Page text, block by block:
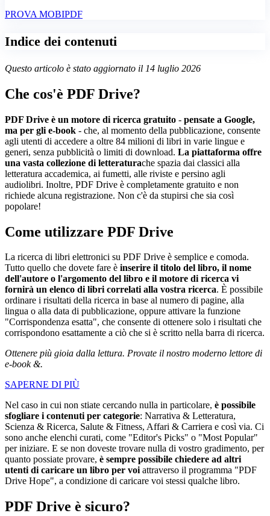
PROVA MOBIPDF
Indice dei contenuti
Questo articolo è stato aggiornato il 14 luglio 2026
Che cos'è PDF Drive?
PDF Drive è un motore di ricerca gratuito - pensate a Google,
ma per gli e-book - che, al momento della pubblicazione, consente
agli utenti di accedere a oltre 84 milioni di libri in varie lingue e
generi, senza pubblicità o limiti di download. La piattaforma offre
una vasta collezione di letteraturache spazia dai classici alla
letteratura accademica, ai fumetti, alle riviste e persino agli
audiolibri. Inoltre, PDF Drive è completamente gratuito e non
richiede alcuna registrazione. Non c'è da stupirsi che sia così
popolare!
Come utilizzare PDF Drive
La ricerca di libri elettronici su PDF Drive è semplice e comoda.
Tutto quello che dovete fare è inserire il titolo del libro, il nome
dell'autore o l'argomento del libro e il motore di ricerca vi
fornirà un elenco di libri correlati alla vostra ricerca. È possibile
ordinare i risultati della ricerca in base al numero di pagine, alla
lingua o alla data di pubblicazione, oppure attivare la funzione
"Corrispondenza esatta", che consente di ottenere solo i risultati che
corrispondono esattamente a ciò che si è scritto nella barra di ricerca.
Ottenere più gioia dalla lettura. Provate il nostro moderno lettore di
e-book &.
SAPERNE DI PIÙ
Nel caso in cui non stiate cercando nulla in particolare, è possibile
sfogliare i contenuti per categorie: Narrativa & Letteratura,
Scienza & Ricerca, Salute & Fitness, Affari & Carriera e così via. Ci
sono anche elenchi curati, come "Editor's Picks" o "Most Popular"
per iniziare. E se non doveste trovare nulla di vostro gradimento, per
quanto possiate provare, è sempre possibile chiedere ad altri
utenti di caricare un libro per voiattraverso il programma "PDF
Drive Hope", a condizione di caricare voi stessi qualche libro.
PDF Drive è sicuro?